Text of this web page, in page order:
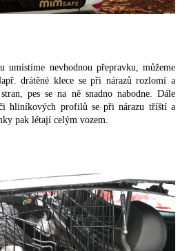
umístíme nevhodnou přepravku, můžeme
drátěné klece se při nárazů rozlomí a
pes se na ně snadno nabodne. Dále
hliníkových profilů se při nárazu tříští a
pak létají celým vozem.